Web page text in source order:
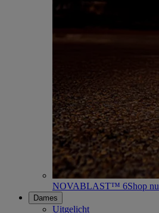
NOVABLAST™ 6Shop nu
Dames
Uitgelicht